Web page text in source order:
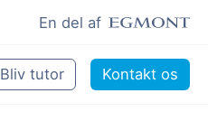
En del af
Bliv tutor Kontakt os